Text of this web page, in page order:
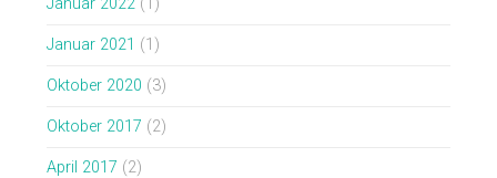
Januar 2021 (1)
Oktober 2020 (3)
Oktober 2017 (2)
April 2017 (2)